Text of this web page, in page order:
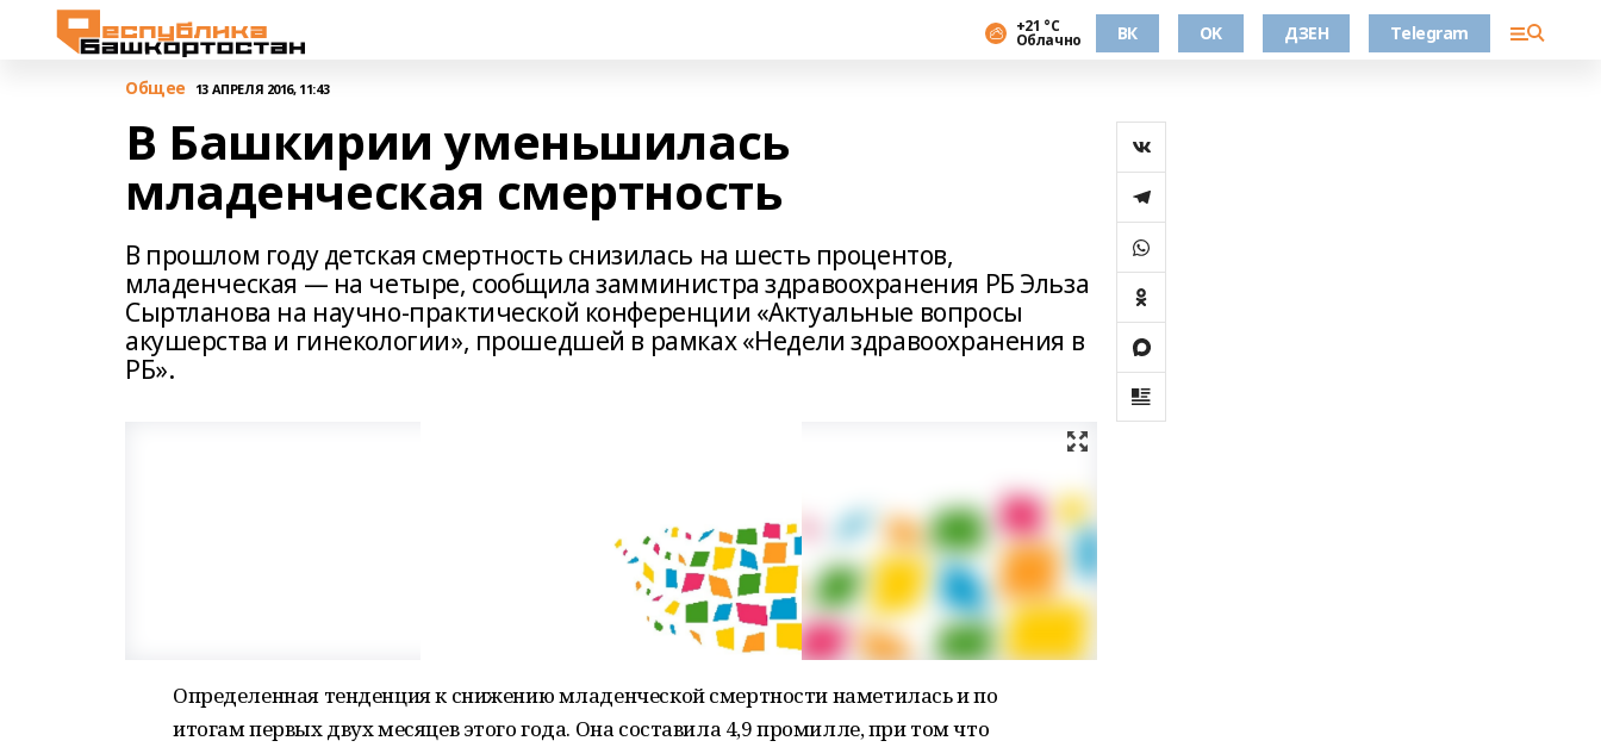
+21 °С
Облачно ВК OK ДЗЕН Telegram
Общее 13 АПРЕЛЯ 2016, 11:43
В Башкирии уменьшилась
младенческая смертность
В прошлом году детская смертность снизилась на шесть процентов,
младенческая — на четыре, сообщила замминистра здравоохранения РБ Эльза
Сыртланова на научно-практической конференции «Актуальные вопросы
акушерства и гинекологии», прошедшей в рамках «Недели здравоохранения в
РБ».
Определенная тенденция к снижению младенческой смертности наметилась и по
итогам первых двух месяцев этого года. Она составила 4,9 промилле, при том что